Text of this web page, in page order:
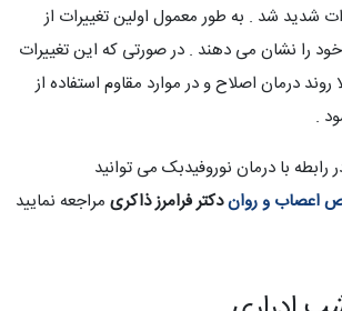
شدید شد . به طور معمول اولین تغییرات از
را نشان می دهند . در صورتی که این تغییرات
درمان اصلاح و در موارد مقاوم استفاده از
.
رابطه با درمان نوروفیدبک می توانید
اعصاب و رواندکتر فرامرز ذاکری مراجعه نمایید